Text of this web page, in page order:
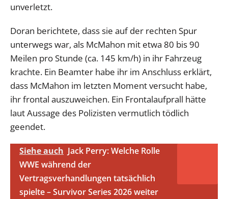
unverletzt.
Doran berichtete, dass sie auf der rechten Spur
unterwegs war, als McMahon mit etwa 80 bis 90
Meilen pro Stunde (ca. 145 km/h) in ihr Fahrzeug
krachte. Ein Beamter habe ihr im Anschluss erklärt,
dass McMahon im letzten Moment versucht habe,
ihr frontal auszuweichen. Ein Frontalaufprall hätte
laut Aussage des Polizisten vermutlich tödlich
geendet.
Siehe auch Jack Perry: Welche Rolle
WWE während der
Vertragsverhandlungen tatsächlich
spielte – Survivor Series 2026 weiter